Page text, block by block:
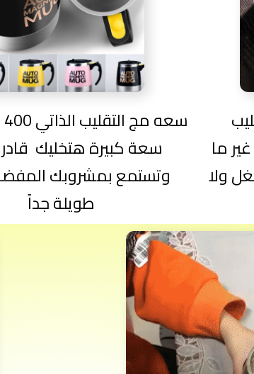
سعة كبيرة هتخليك
وتستمع بمشروبك
طويلة جداً
ما
ولا